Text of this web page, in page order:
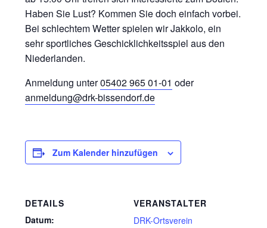
Haben Sie Lust? Kommen Sie doch einfach vorbei.
Bei schlechtem Wetter spielen wir Jakkolo, ein
sehr sportliches Geschicklichkeitsspiel aus den
Niederlanden.
Anmeldung unter05402 965 01-01 oder
anmeldung@drk-bissendorf.de
Zum Kalender hinzufügen
DETAILS
Datum:
VERANSTALTER
DRK-Ortsverein